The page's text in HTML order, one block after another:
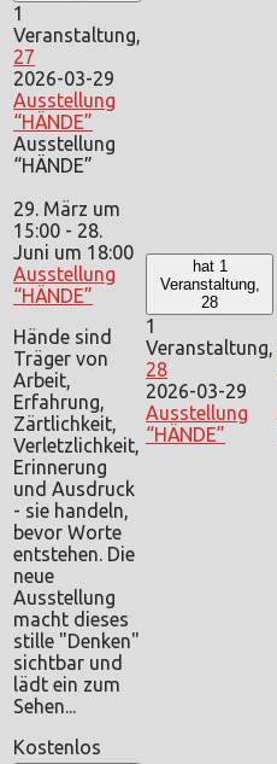
1
Veranstaltung,
27
2026-03-29
Ausstellung
“HÄNDE”
Ausstellung
“HÄNDE”
29. März um
15:00 - 28.
Juni um 18:00
Ausstellung
“HÄNDE”
Hände sind
Träger von
Arbeit,
Erfahrung,
Zärtlichkeit,
Verletzlichkeit,
Erinnerung
und Ausdruck
- sie handeln,
bevor Worte
entstehen. Die
neue
Ausstellung
macht dieses
stille "Denken"
sichtbar und
lädt ein zum
Sehen...
Kostenlos
hat 1
Veranstaltung,
28
1
Veranstaltung,
28
2026-03-29
Ausstellung
“HÄNDE”